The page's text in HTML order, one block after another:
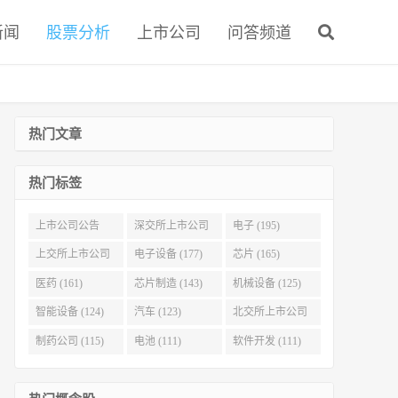
股票分析 上市公司 问答频道
热门文章
热门标签
上市公司公告
(321)
深交所上市公司
(215)
电子 (195)
上交所上市公司
(186)
电子设备 (177) 芯片 (165)
医药 (161) 芯片制造 (143) 机械设备 (125)
智能设备 (124) 汽车 (123) 北交所上市公司
(116)
制药公司 (115) 电池 (111) 软件开发 (111)